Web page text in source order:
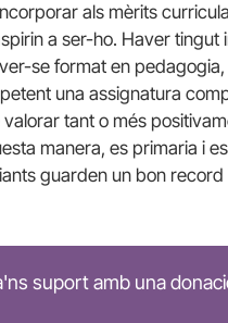
als mèrits
a ser-ho. Haver tingut
se format en
una assignatura
tant o més
manera, es primaria i
guarden un bon record
suport amb una